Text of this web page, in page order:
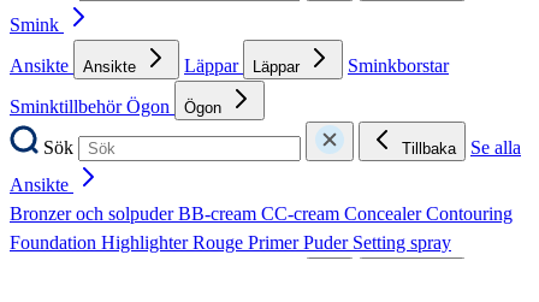
Smink
Ansikte
Ansikte Läppar Läppar
Sminkborstar
SminktillbehörÖgon Ögon
Sök Tillbaka
Se alla
Ansikte
Bronzer och solpuderBB-cream CC-cream ConcealerContouring
Foundation HighlighterRouge PrimerPuder Setting spray